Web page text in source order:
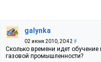
galynka
02 июня 2010, 20:42 #
Сколько времени идет
газовой промышленности?